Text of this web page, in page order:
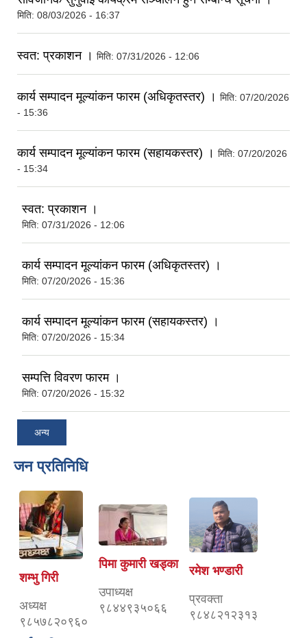
मिति: 08/03/2026 - 16:37
स्वत: प्रकाशन । मिति: 07/31/2026 - 12:06
कार्य सम्पादन मूल्यांकन फारम (अधिकृतस्तर) । मिति: 07/20/2026
- 15:36
कार्य सम्पादन मूल्यांकन फारम (सहायकस्तर) । मिति: 07/20/2026
- 15:34
स्वत: प्रकाशन ।
मिति: 07/31/2026 - 12:06
कार्य सम्पादन मूल्यांकन फारम (अधिकृतस्तर) ।
मिति: 07/20/2026 - 15:36
कार्य सम्पादन मूल्यांकन फारम (सहायकस्तर) ।
मिति: 07/20/2026 - 15:34
सम्पत्ति विवरण फारम ।
मिति: 07/20/2026 - 15:32
अन्य
जन प्रतिनिधि
शम्भु गिरी
अध्यक्ष
९८५७८२०९६०
पिमा कुमारी खड्का
उपाध्यक्ष
९८४४९३५०६६
रमेश भण्डारी
प्रवक्ता
९८४८२१२३१३